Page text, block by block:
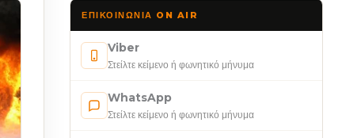
ΕΠΙΚΟΙΝΩΝΊΑ ON AIR
Viber
Στείλτε κείμενο ή φωνητικό μήνυμα
WhatsApp
Στείλτε κείμενο ή φωνητικό μήνυμα